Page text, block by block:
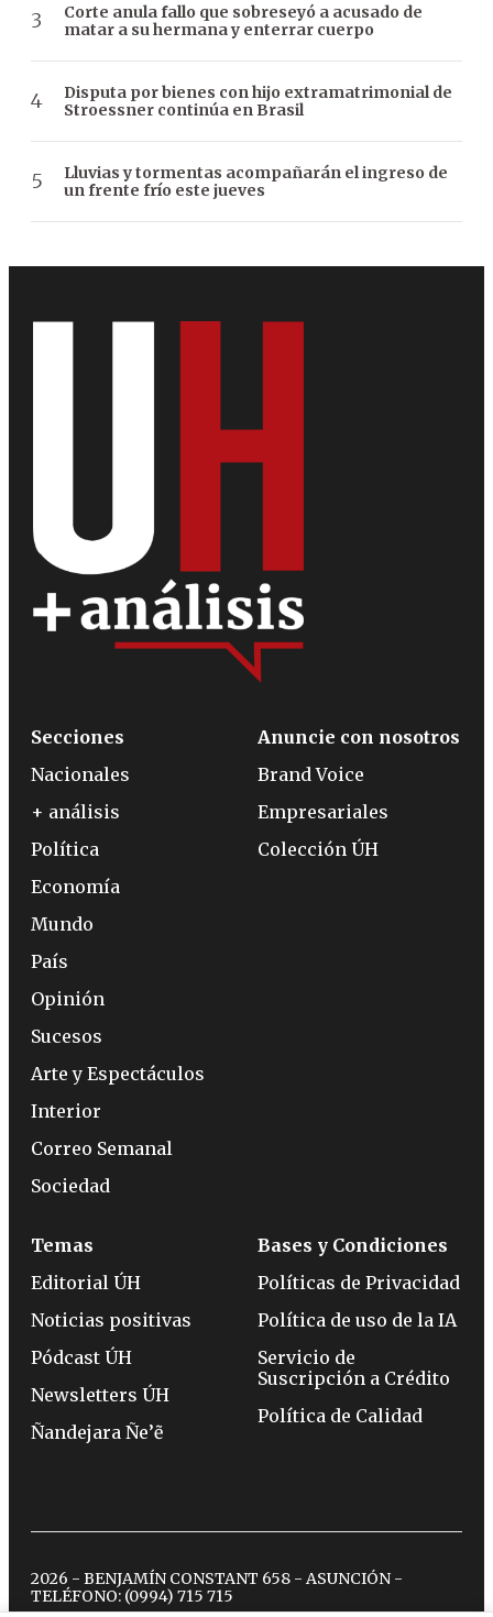
Corte anula fallo que sobreseyó a acusado de
matar a su hermana y enterrar cuerpo
Disputa por bienes con hijo extramatrimonial de
Stroessner continúa en Brasil
Lluvias y tormentas acompañarán el ingreso de
un frente frío este jueves
Secciones
Nacionales
+ análisis
Política
Economía
Mundo
País
Opinión
Sucesos
Arte y Espectáculos
Interior
Correo Semanal
Sociedad
Anuncie con nosotros
Brand Voice
Empresariales
Colección ÚH
Temas
Editorial ÚH
Noticias positivas
Pódcast ÚH
Newsletters ÚH
Ñandejara Ñe’ẽ
Bases y Condiciones
Políticas de Privacidad
Política de uso de la IA
Servicio de
Suscripción a Crédito
Política de Calidad
2026 - BENJAMÍN CONSTANT 658 - ASUNCIÓN -
TELÉFONO: (0994) 715 715